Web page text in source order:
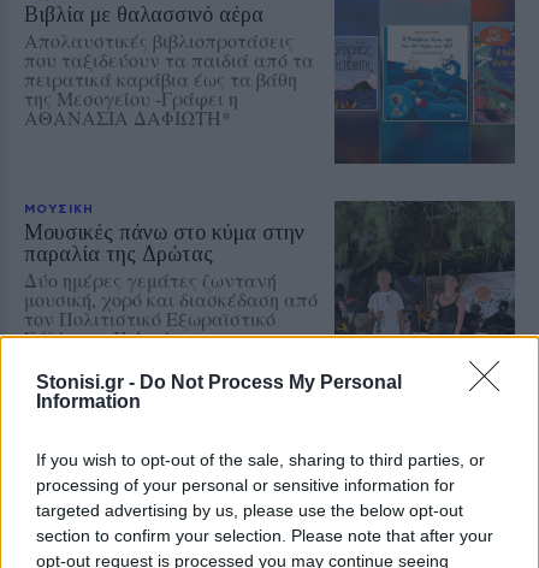
Stonisi.gr - Do Not Process My Personal
Information
If you wish to opt-out of the sale, sharing to third parties, or
processing of your personal or sensitive information for
targeted advertising by us, please use the below opt-out
section to confirm your selection. Please note that after your
opt-out request is processed you may continue seeing
Βιβλία με θαλασσινό αέρα
Απολαυστικές βιβλιοπροτάσεις
που ταξιδεύουν τα παιδιά από τα
πειρατικά καράβια έως τα βάθη
της Μεσογείου -Γράφει η
ΑΘΑΝΑΣΙΑ ΔΑΦΙΩΤΗ*
ΜΟΥΣΙΚΗ
Μουσικές πάνω στο κύμα στην
παραλία της Δρώτας
Δύο ημέρες γεμάτες ζωντανή
μουσική, χορό και διασκέδαση από
τον Πολιτιστικό Εξωραϊστικό
Σύλλογο «Η Δρώτα»
Ανοίγει ο δρόμος για το Ψηφιακό
Μουσείο Ιακωβίδη στα Χίδυρα
Ολοκληρώθηκε η μεταβίβαση του
ακινήτου και ακολουθεί η
διαδικασία παραχώρησής του στον
Δήμο Δυτικής Λέσβου